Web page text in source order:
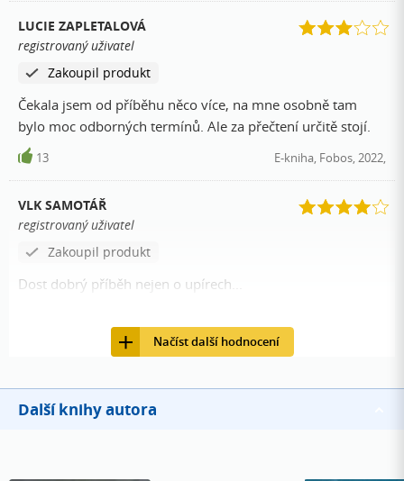
zvratů, zrad, ale i něčeho jiného...třeba lásky? Konec byl
vyloženě bondovka, ale jo, užila jsem si ho! Hrozně by mě
zajímalo, jestli knihu četl/a nějaký/á hematolog/žka,
protože těch odborných názvů a detailů tam bylo mraky a
mě teda nedávaly žádný smysl zase ale klobouk dolů před
spisovatelem, který se do něčeho takového pustí.
LUCIE ZAPLETALOVÁ
registrovaný uživatel
Zakoupil produkt
Čekala jsem od příběhu něco více, na mne osobně tam
bylo moc odborných termínů. Ale za přečtení určitě stojí.
13 E-kniha, Fobos, 2022,
VLK SAMOTÁŘ
registrovaný uživatel
Zakoupil produkt
Dost dobrý příběh nejen o upírech...
Načíst další hodnocení
Další knihy autora